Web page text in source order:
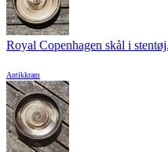
Royal Copenhagen skål i
Antikkram